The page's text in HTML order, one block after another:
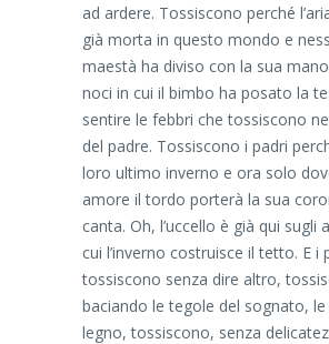
ad ardere. Tossiscono perché
già morta in questo mondo e
maestà ha diviso con la sua
noci in cui il bimbo ha posato la
sentire le febbri che tossiscono
del padre. Tossiscono i padri
loro ultimo inverno e ora solo
amore il tordo porterà la sua
canta. Oh, l’uccello è già qui sugli
cui l’inverno costruisce il tetto. E i
tossiscono senza dire altro,
baciando le tegole del sognato, le
legno, tossiscono, senza